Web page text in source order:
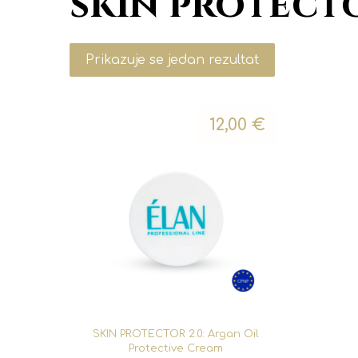
Prikazuje se jedan rezultat
SKIN PROTECTOR 2.0: Argan Oil
Protective Cream
12,00€